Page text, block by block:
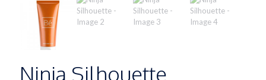
Ninja Silhouette